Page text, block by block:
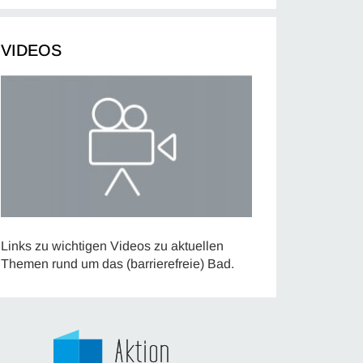
VIDEOS
Links zu wichtigen Videos zu aktuellen
Themen rund um das (barrierefreie) Bad.